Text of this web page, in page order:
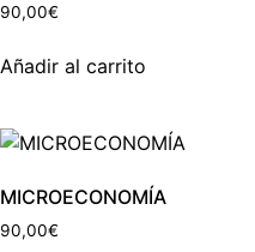
90,00€
Añadir al carrito
MICROECONOMÍA
90,00€